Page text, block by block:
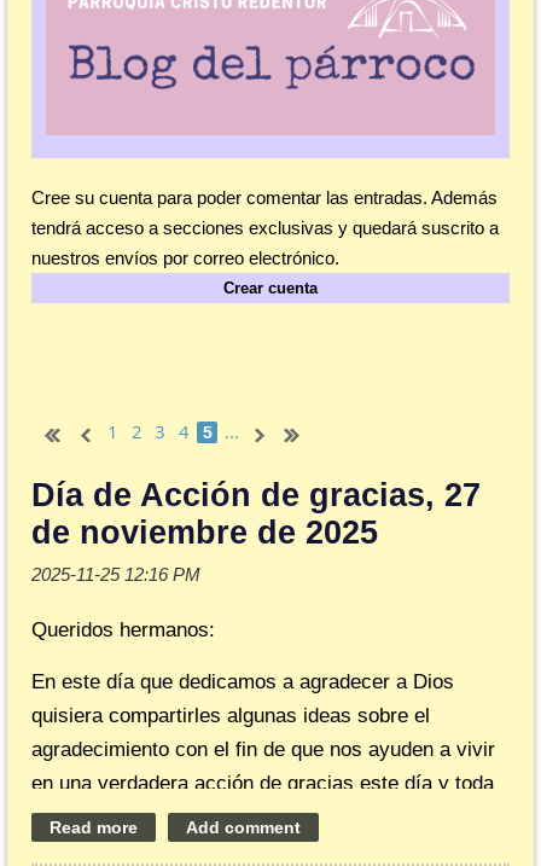
Cree su cuenta para poder comentar las entradas. Además
tendrá acceso a secciones exclusivas y quedará suscrito a
nuestros envíos por correo electrónico.
Crear cuenta
1 2 3 4 5 ...
Día de Acción de gracias, 27
de noviembre de 2025
Queridos hermanos:
En este día que dedicamos a agradecer a Dios
quisiera compartirles algunas ideas sobre el
agradecimiento con el fin de que nos ayuden a vivir
en una verdadera acción de gracias este día y toda
nuestra vida.